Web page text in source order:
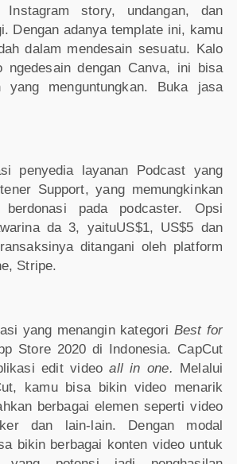
Instagram story, undangan, dan
Dengan adanya template ini, kamu
dalam mendesain sesuatu. Kalo
ngedesain dengan Canva, ini bisa
menguntungkan. Buka jasa
penyedia layanan Podcast yang
Support, yang memungkinkan
berdonasi pada podcaster. Opsi
da 3, yaituUS$1, US$5 dan
ditangani oleh platform
Stripe.
yang menangin kategori Best for
Store 2020 di Indonesia. CapCut
edit videoall in one. Melalui
kamu bisa bikin video menarik
berbagai elemen seperti video
dan lain-lain. Dengan modal
bikin berbagai konten video untuk